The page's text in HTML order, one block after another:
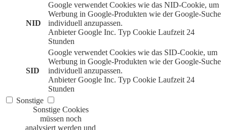
NID
Google verwendet Cookies wie das NID-Cookie, um
Werbung in Google-Produkten wie der Google-Suche
individuell anzupassen.
Anbieter Google Inc. Typ Cookie Laufzeit 24
Stunden
SID
Google verwendet Cookies wie das SID-Cookie, um
Werbung in Google-Produkten wie der Google-Suche
individuell anzupassen.
Anbieter Google Inc. Typ Cookie Laufzeit 24
Stunden
Sonstige
Sonstige Cookies
müssen noch
analysiert werden und